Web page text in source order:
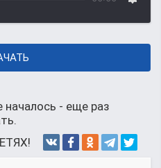
началось - еще раз